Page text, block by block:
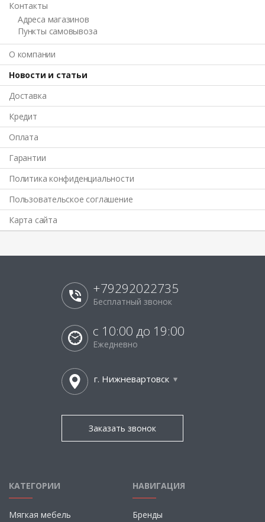
Контакты
Адреса магазинов
Пункты самовывоза
О компании
Новости и статьи
Доставка
Кредит
Оплата
Гарантии
Политика конфиденциальности
Пользовательское соглашение
Карта сайта
+79292022735
Бесплатный звонок
с 10:00 до 19:00
Ежедневно
г. Нижневартовск
Заказать звонок
КАТЕГОРИИ
Мягкая мебель
НАВИГАЦИЯ
Бренды